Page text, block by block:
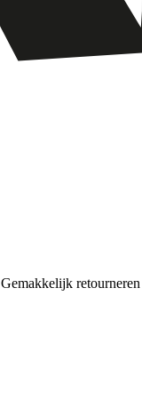
Gemakkelijk retourneren